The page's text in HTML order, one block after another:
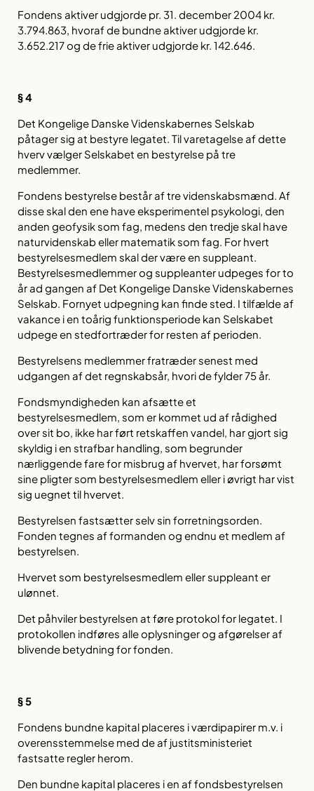
Fondens aktiver udgjorde pr. 31. december 2004 kr.
3.794.863, hvoraf de bundne aktiver udgjorde kr.
3.652.217 og de frie aktiver udgjorde kr. 142.646.
§ 4
Det Kongelige Danske Videnskabernes Selskab
påtager sig at bestyre legatet. Til varetagelse af dette
hverv vælger Selskabet en bestyrelse på tre
medlemmer.
Fondens bestyrelse består af tre videnskabsmænd. Af
disse skal den ene have eksperimentel psykologi, den
anden geofysik som fag, medens den tredje skal have
naturvidenskab eller matematik som fag. For hvert
bestyrelsesmedlem skal der være en suppleant.
Bestyrelsesmedlemmer og suppleanter udpeges for to
år ad gangen af Det Kongelige Danske Videnskabernes
Selskab. Fornyet udpegning kan finde sted. I tilfælde af
vakance i en toårig funktionsperiode kan Selskabet
udpege en stedfortræder for resten af perioden.
Bestyrelsens medlemmer fratræder senest med
udgangen af det regnskabsår, hvori de fylder 75 år.
Fondsmyndigheden kan afsætte et
bestyrelsesmedlem, som er kommet ud af rådighed
over sit bo, ikke har ført retskaffen vandel, har gjort sig
skyldig i en strafbar handling, som begrunder
nærliggende fare for misbrug af hvervet, har forsømt
sine pligter som bestyrelsesmedlem eller i øvrigt har vist
sig uegnet til hvervet.
Bestyrelsen fastsætter selv sin forretningsorden.
Fonden tegnes af formanden og endnu et medlem af
bestyrelsen.
Hvervet som bestyrelsesmedlem eller suppleant er
ulønnet.
Det påhviler bestyrelsen at føre protokol for legatet. I
protokollen indføres alle oplysninger og afgørelser af
blivende betydning for fonden.
§ 5
Fondens bundne kapital placeres i værdipapirer m.v. i
overensstemmelse med de af justitsministeriet
fastsatte regler herom.
Den bundne kapital placeres i en af fondsbestyrelsen